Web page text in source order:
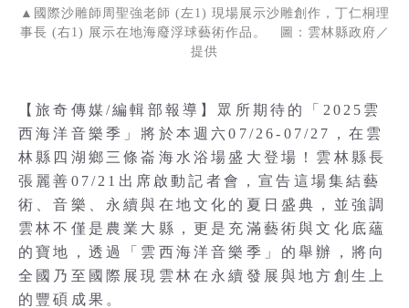
▲國際沙雕師周聖強老師 (左1) 現場展示沙雕創作，丁仁桐理
事長 (右1) 展示在地海廢浮球藝術作品。 圖：雲林縣政府／
提供
【旅奇傳媒/編輯部報導】眾所期待的「2025雲
西海洋音樂季」將於本週六07/26-07/27，在雲
林縣四湖鄉三條崙海水浴場盛大登場！雲林縣長
張麗善07/21出席啟動記者會，宣告這場集結藝
術、音樂、永續與在地文化的夏日盛典，並強調
雲林不僅是農業大縣，更是充滿藝術與文化底蘊
的寶地，透過「雲西海洋音樂季」的舉辦，將向
全國乃至國際展現雲林在永續發展與地方創生上
的豐碩成果。